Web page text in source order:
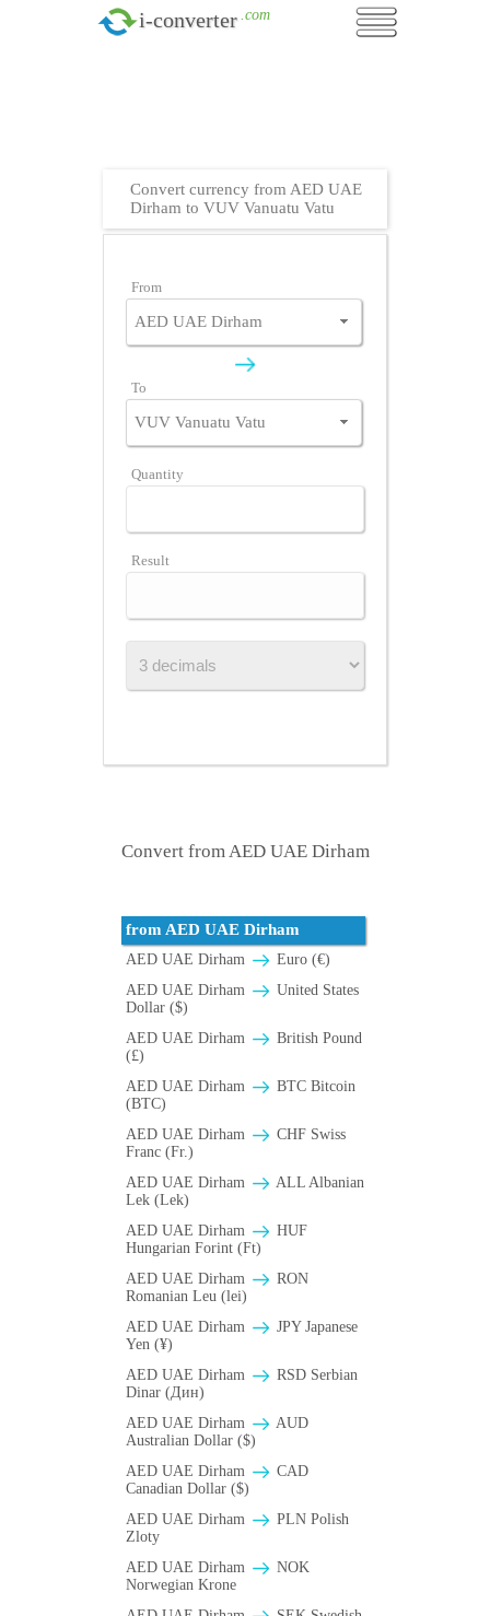
i-converter .com
Convert currency from AED UAE
Dirham to VUV Vanuatu Vatu
From
To
Quantity
Result
Convert from AED UAE Dirham
from AED UAE Dirham
AED UAE Dirham
Euro (€)
AED UAE Dirham
United States
Dollar ($)
AED UAE Dirham
British Pound
(£)
AED UAE Dirham
BTC Bitcoin
(BTC)
AED UAE Dirham
CHF Swiss
Franc (Fr.)
AED UAE Dirham
ALL Albanian
Lek (Lek)
AED UAE Dirham
HUF
Hungarian Forint (Ft)
AED UAE Dirham
RON
Romanian Leu (lei)
AED UAE Dirham
JPY Japanese
Yen (¥)
AED UAE Dirham
RSD Serbian
Dinar (Дин)
AED UAE Dirham
AUD
Australian Dollar ($)
AED UAE Dirham
CAD
Canadian Dollar ($)
AED UAE Dirham
PLN Polish
Zloty
AED UAE Dirham
NOK
Norwegian Krone